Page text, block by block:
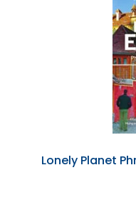
Lonely Planet